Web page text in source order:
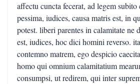
affectu cuncta fecerat, ad legem subito
pessima, iudices, causa matris est, in
potest. liberi parentes in calamitate ne
est, iudices, hoc dici homini reverso.
contemno matrem, ego despicio
homo qui omnium calamitatium
consumpsi, ut redirem, qui inter